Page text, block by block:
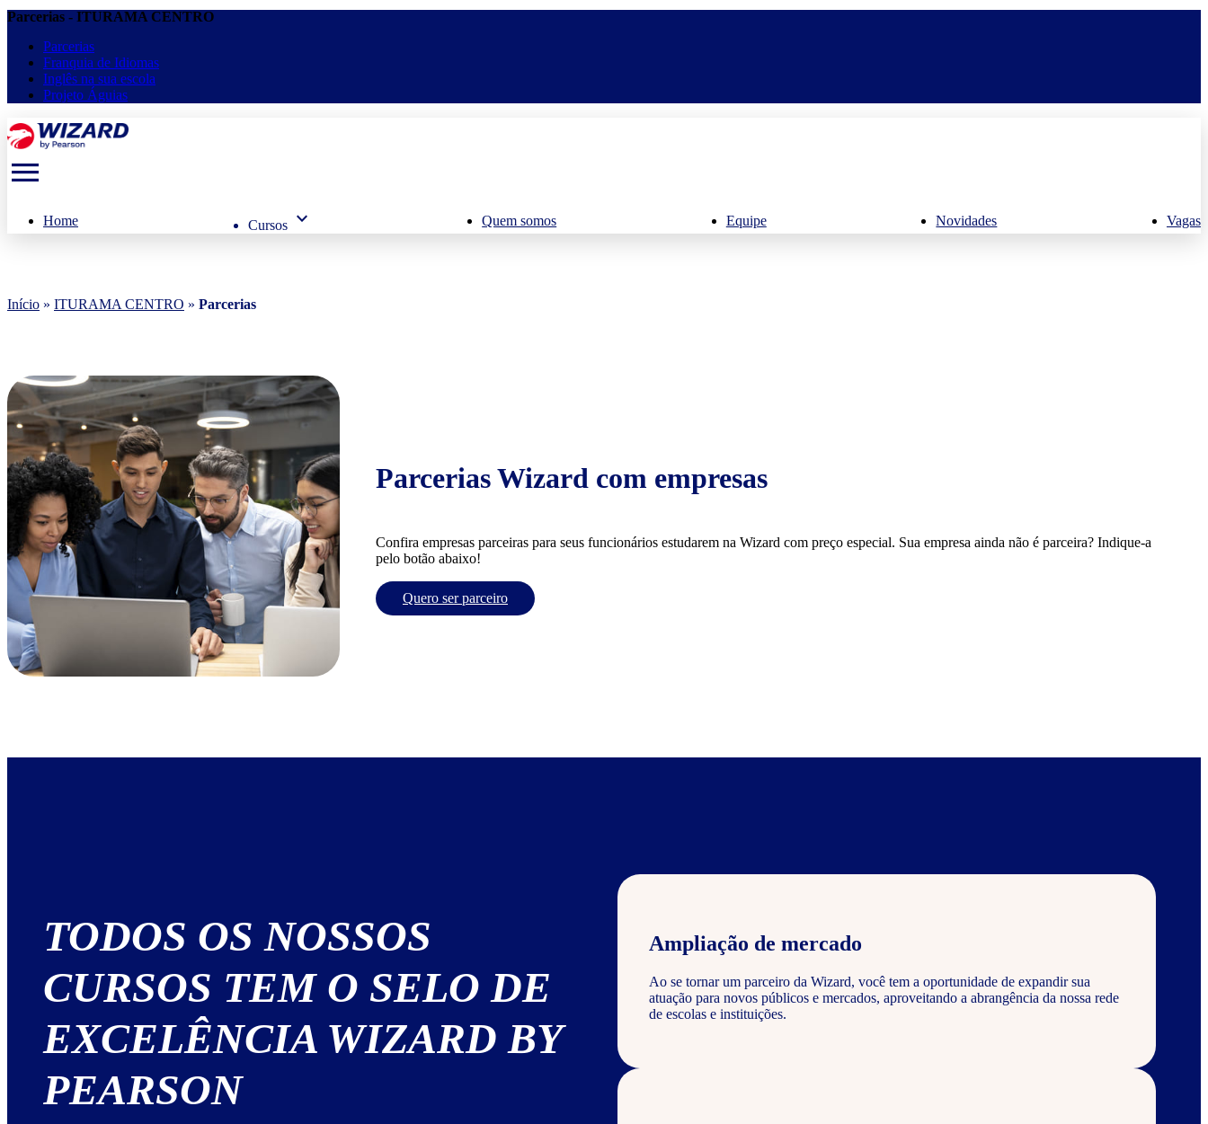
Parcerias - ITURAMA CENTRO
Parcerias
Franquia de Idiomas
Inglês na sua escola
Projeto Águias
menu
Home Cursos keyboard_arrow_down Quem somos Equipe Novidades Vagas
Início » ITURAMA CENTRO » Parcerias
Parcerias Wizard com empresas
Confira empresas parceiras para seus funcionários estudarem na Wizard com preço especial. Sua empresa ainda não é parceira? Indique-a
pelo botão abaixo!
Quero ser parceiro
TODOS OS NOSSOS
CURSOS TEM O SELO DE
EXCELÊNCIA WIZARD BY
PEARSON
Ampliação de mercado
Ao se tornar um parceiro da Wizard, você tem a oportunidade de expandir sua
atuação para novos públicos e mercados, aproveitando a abrangência da nossa rede
de escolas e instituições.